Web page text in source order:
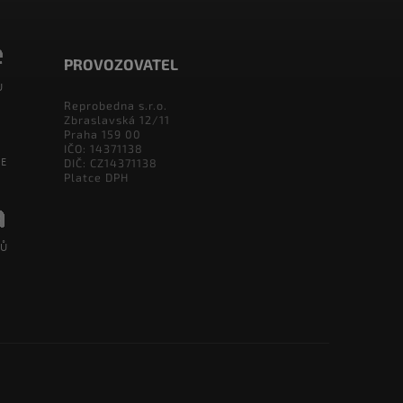
PROVOZOVATEL
Reprobedna s.r.o.
Zbraslavská 12/11
Praha 159 00
IČO: 14371138
DIČ: CZ14371138
Platce DPH